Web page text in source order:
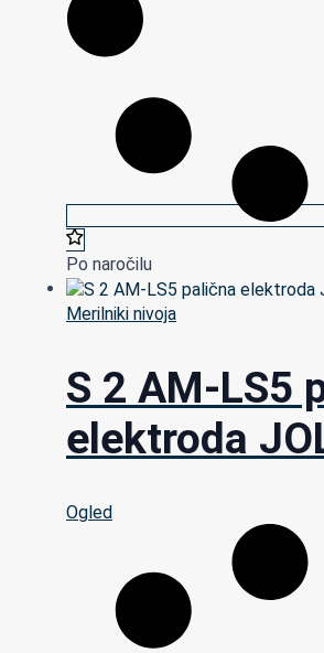
Po naročilu
Merilniki nivoja
S 2 AM-LS5
elektroda
Ogled